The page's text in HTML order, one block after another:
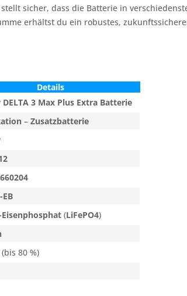
sicher, dass die Batterie in
erhältst du ein robustes,
Details
DELTA 3 Max Plus Extra Batterie
– Zusatzbatterie
EB
(LiFePO4)
(bis 80 %)